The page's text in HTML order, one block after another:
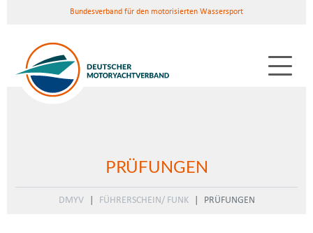
Bundesverband für den motorisierten Wassersport
PRÜFUNGEN
DMYV FÜHRERSCHEIN/ FUNK PRÜFUNGEN